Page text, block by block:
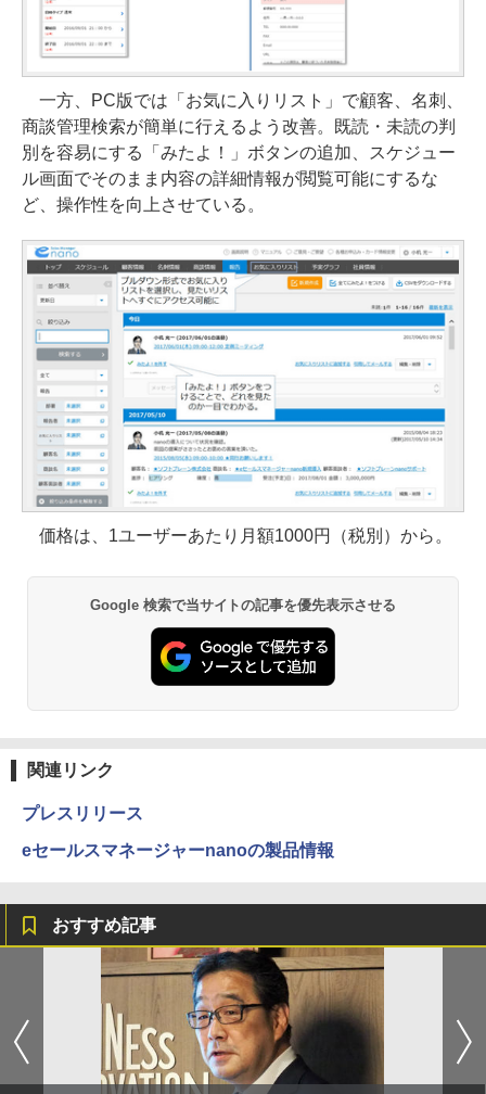
一方、PC版では「お気に入りリスト」で顧客、名刺、
商談管理検索が簡単に行えるよう改善。既読・未読の判
別を容易にする「みたよ！」ボタンの追加、スケジュー
ル画面でそのまま内容の詳細情報が閲覧可能にするな
ど、操作性を向上させている。
価格は、1ユーザーあたり月額1000円（税別）から。
Google 検索で当サイトの記事を優先表示させる
関連リンク
プレスリリース
eセールスマネージャーnanoの製品情報
おすすめ記事